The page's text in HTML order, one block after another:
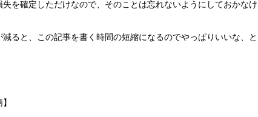
失を確定しただけなので、そのことは忘れないようにしておかなけ
ると、この記事を書く時間の短縮になるのでやっぱりいいな、と